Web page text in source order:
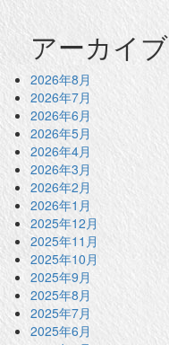
アーカイブ
2026年8月
2026年7月
2026年6月
2026年5月
2026年4月
2026年3月
2026年2月
2026年1月
2025年12月
2025年11月
2025年10月
2025年9月
2025年8月
2025年7月
2025年6月